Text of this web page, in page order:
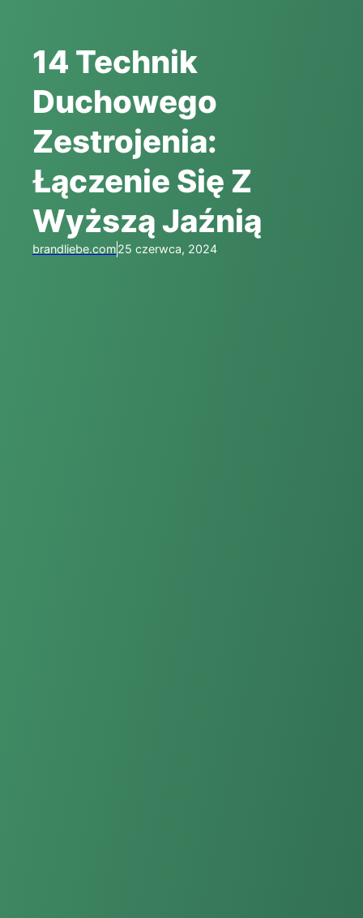
14 Technik
Duchowego
Zestrojenia:
Łączenie Się Z
Wyższą Jaźnią
brandliebe.com25 czerwca, 2024